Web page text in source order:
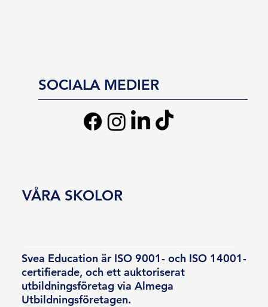
SOCIALA MEDIER
Svea Education är ISO 9001- och ISO 14001-
certifierade, och ett auktoriserat
utbildningsföretag via Almega
Utbildningsföretagen.
VÅRA SKOLOR